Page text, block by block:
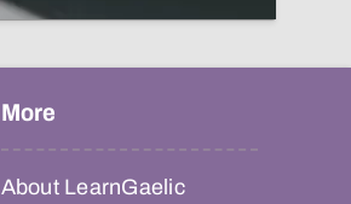
More
About LearnGaelic